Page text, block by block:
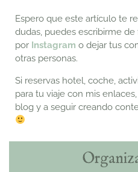
Espero que este artículo te
dudas, puedes escribirme
por Instagram o dejar tus
otras personas.
Si reservas hotel, coche,
para tu viaje con mis
blog y a seguir creando